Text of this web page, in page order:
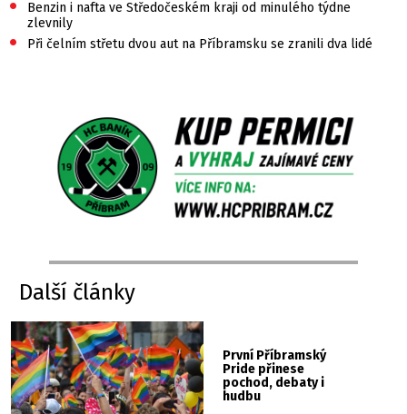
Benzin i nafta ve Středočeském kraji od minulého týdne
zlevnily
• Při čelním střetu dvou aut na Příbramsku se zranili dva lidé
Další články
První Příbramský
Pride přinese
pochod, debaty i
hudbu